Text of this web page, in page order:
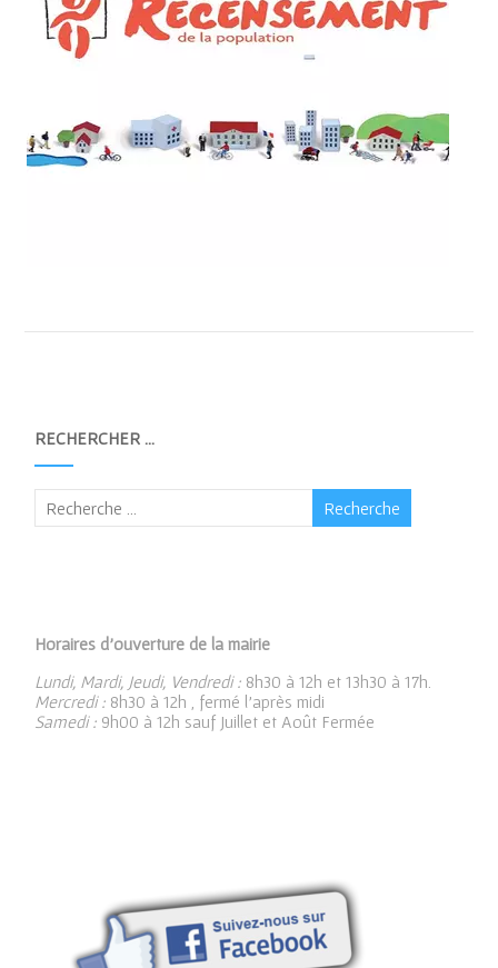
RECHERCHER …
Horaires d’ouverture de la mairie
Lundi, Mardi, Jeudi, Vendredi : 8h30 à 12h et 13h30 à 17h.
Mercredi : 8h30 à 12h , fermé l’après midi
Samedi : 9h00 à 12h sauf Juillet et Août Fermée